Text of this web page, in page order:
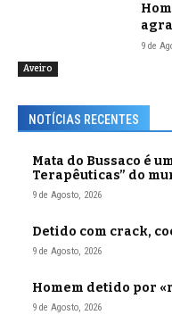
Aveiro
9 de
NOTÍCIAS RECENTES
Mata do Bussaco é
Terapêuticas” do
9 de Agosto, 2026
Detido com crack,
9 de Agosto, 2026
Homem detido por
9 de Agosto, 2026